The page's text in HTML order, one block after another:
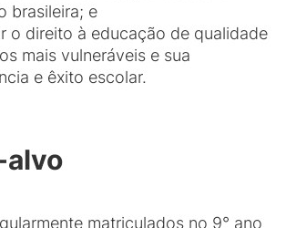
brasileira; e
o direito à educação de qualidade
mais vulneráveis e sua
e êxito escolar.
alvo
matriculados no 9° ano